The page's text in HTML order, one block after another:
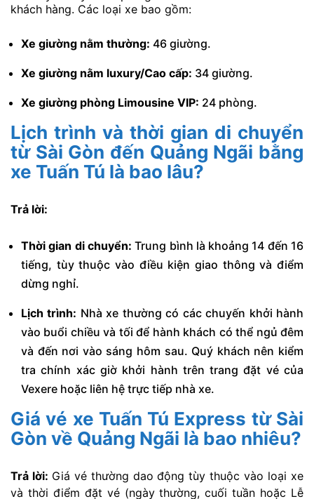
khách hàng. Các loại xe bao gồm:
Xe giường nằm thường: 46 giường.
Xe giường nằm luxury/Cao cấp: 34 giường.
Xe giường phòng Limousine VIP: 24 phòng.
Lịch trình và thời gian di chuyển
từ Sài Gòn đến Quảng Ngãi bằng
xe Tuấn Tú là bao lâu?
Trả lời:
Thời gian di chuyển: Trung bình là khoảng 14 đến 16
tiếng, tùy thuộc vào điều kiện giao thông và điểm
dừng nghỉ.
Lịch trình: Nhà xe thường có các chuyến khởi hành
vào buổi chiều và tối để hành khách có thể ngủ đêm
và đến nơi vào sáng hôm sau. Quý khách nên kiểm
tra chính xác giờ khởi hành trên trang đặt vé của
Vexere hoặc liên hệ trực tiếp nhà xe.
Giá vé xe Tuấn Tú Express từ Sài
Gòn về Quảng Ngãi là bao nhiêu?
Trả lời: Giá vé thường dao động tùy thuộc vào loại xe
và thời điểm đặt vé (ngày thường, cuối tuần hoặc Lễ